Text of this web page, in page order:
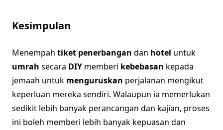
Kesimpulan
Menempah tiket penerbangan dan hotel untuk
umrah secara DIY memberi kebebasan kepada
jemaah untuk menguruskan perjalanan mengikut
keperluan mereka sendiri. Walaupun ia memerlukan
sedikit lebih banyak perancangan dan kajian, proses
ini boleh memberi lebih banyak kepuasan dan